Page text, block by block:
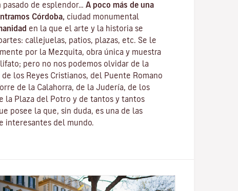
de esplendor… A poco más de una
Córdoba,
ciudad monumental
en la que el arte y la historia se
callejuelas, patios, plazas, etc. Se le
por la Mezquita , obra única y muestra
pero no nos podemos olvidar de la
de los Reyes Cristianos , del
Puente Romano
de la Calahorra , de la Juderí­a, de los
la Plaza del Potro y de tantos y tantos
posee la que, sin duda, es una de las
interesantes del mundo.